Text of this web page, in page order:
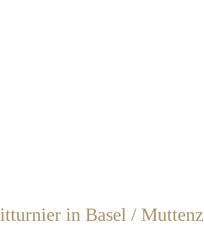
in Basel / Muttenz